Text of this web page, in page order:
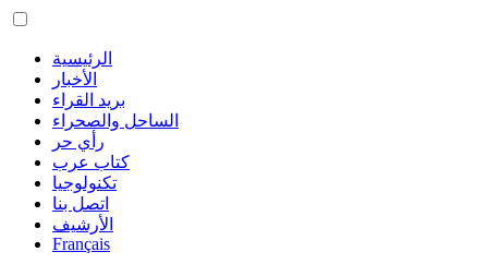
الرئيسية
الأخبار
بريد القراء
الساحل والصحراء
رأي حر
كتاب عرب
تكنولوجيا
اتصل بنا
الأرشيف
Français